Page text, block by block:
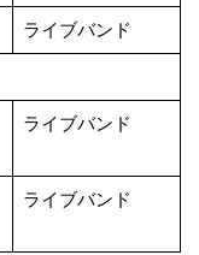
ライブバンド
ライブバンド
ライブバンド